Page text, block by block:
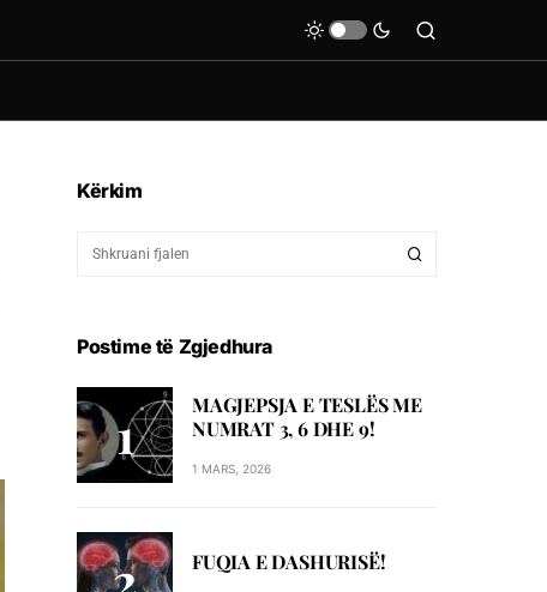
Kërkim
Postime të Zgjedhura
MAGJEPSJA E TESLËS ME
NUMRAT 3, 6 DHE 9!
1 MARS, 2026
FUQIA E DASHURISË!